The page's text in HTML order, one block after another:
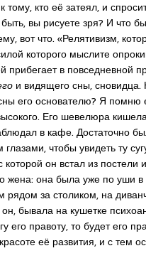
тому, кто её затеял, и
вы рисуете зря? И что
вот что. «Релятивизм,
которого мыслите
прибегает в повседневной
и видящего сны, сновидца.
его основателю? Я помню
Его шевелюра
в кафе. Достаточно
глазами, чтобы увидеть ту
которой он встал из
жена: она была уже по уши
рядом за столиком, на
бывала на кушетке
его правоту, то будет его
её развития, и с тем